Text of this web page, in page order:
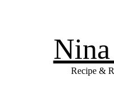
Recipe &